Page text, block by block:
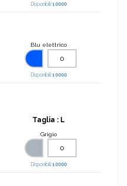
Disponibili:10000
Blu elettrico
Disponibili:10000
Taglia : L
Grigio
Disponibili:10000